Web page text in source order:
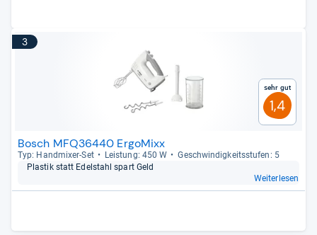
3
Sehr gut
1,4
Bosch MFQ36440 ErgoMixx
Typ: Hand­mi­xer-​Set Leis­tung: 450 W
Geschwin­dig­keits­stu­fen: 5
Plas­tik statt Edel­stahl spart Geld
Weiterlesen